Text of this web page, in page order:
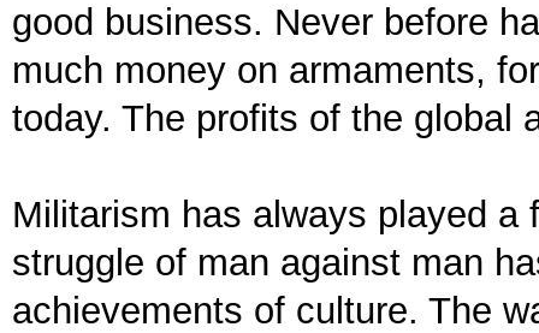
good business. Never before
much money on armaments,
today. The profits of the global
Militarism has always played
struggle of man against man
achievements of culture. The